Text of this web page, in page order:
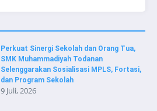
Perkuat Sinergi Sekolah dan Orang Tua,
SMK Muhammadiyah Todanan
Selenggarakan Sosialisasi MPLS, Fortasi,
dan Program Sekolah
9 Juli, 2026